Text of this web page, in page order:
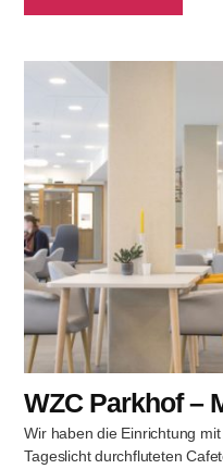
WZC Parkhof –
Wir haben die Einrichtung
Tageslicht durchfluteten